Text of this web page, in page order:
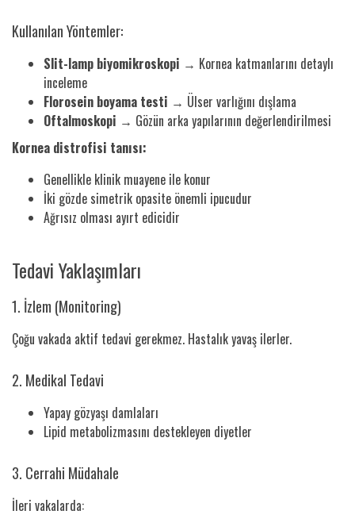
Kullanılan Yöntemler:
Slit-lamp biyomikroskopi → Kornea katmanlarını detaylı
inceleme
Florosein boyama testi → Ülser varlığını dışlama
Oftalmoskopi → Gözün arka yapılarının değerlendirilmesi
Kornea distrofisi tanısı:
Genellikle klinik muayene ile konur
İki gözde simetrik opasite önemli ipucudur
Ağrısız olması ayırt edicidir
Tedavi Yaklaşımları
1. İzlem (Monitoring)
Çoğu vakada aktif tedavi gerekmez. Hastalık yavaş ilerler.
2. Medikal Tedavi
Yapay gözyaşı damlaları
Lipid metabolizmasını destekleyen diyetler
3. Cerrahi Müdahale
İleri vakalarda: